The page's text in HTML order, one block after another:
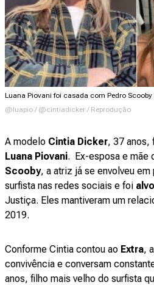
Luana Piovani foi casada com Pedro
@luapio / @cintiadicker / Reprodução
A modelo Cintia Dicker, 37 anos,
Luana Piovani. Ex-esposa e mãe
Scooby, a atriz já se envolveu
surfista nas redes sociais e foi
Justiça. Eles mantiveram um
2019.
Conforme Cintia contou ao Extra,
convivência e conversam
anos, filho mais velho do surfista